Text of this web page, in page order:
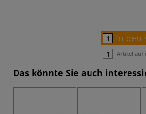
In den
Artikel auf
Das könnte Sie auch